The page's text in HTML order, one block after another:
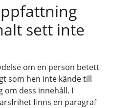
sett inte
om en person betett
som hen inte kände till
dess innehåll. I
finns en paragraf